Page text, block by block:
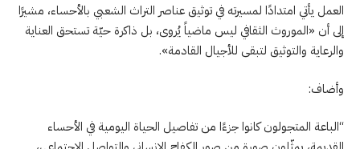
العمل يأتي امتدادًا لمسيرته في توثيق عناصر التراث الشعبي بالأحساء، مشيرًا
إلى أن «الموروث الثقافي ليس ماضياً يُروى، بل ذاكرة حيّة تستحق العناية
والرعاية والتوثيق لتبقى للأجيال القادمة».
وأضاف:
“الباعة المتجولون كانوا جزءًا من تفاصيل الحياة اليومية في الأحساء